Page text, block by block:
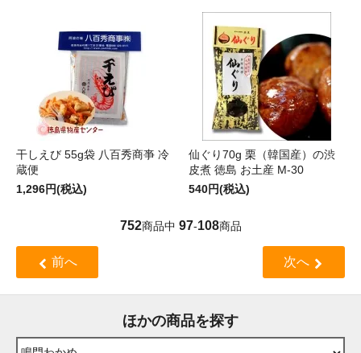
干しえび 55g袋 八百秀商亊 冷
蔵便
1,296円(税込)
仙ぐり70g 栗（韓国産）の渋
皮煮 徳島 お土産 M-30
540円(税込)
752商品中 97-108商品
前へ 次へ
ほかの商品を探す